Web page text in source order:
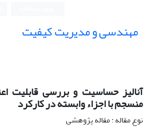
مهندسی و مدیریت کیفیت
آنالیز حساسیت و بررسی قابلیت
منسجم با اجزاء وابسته در کارکرد
نوع مقاله : مقاله پژوهشی